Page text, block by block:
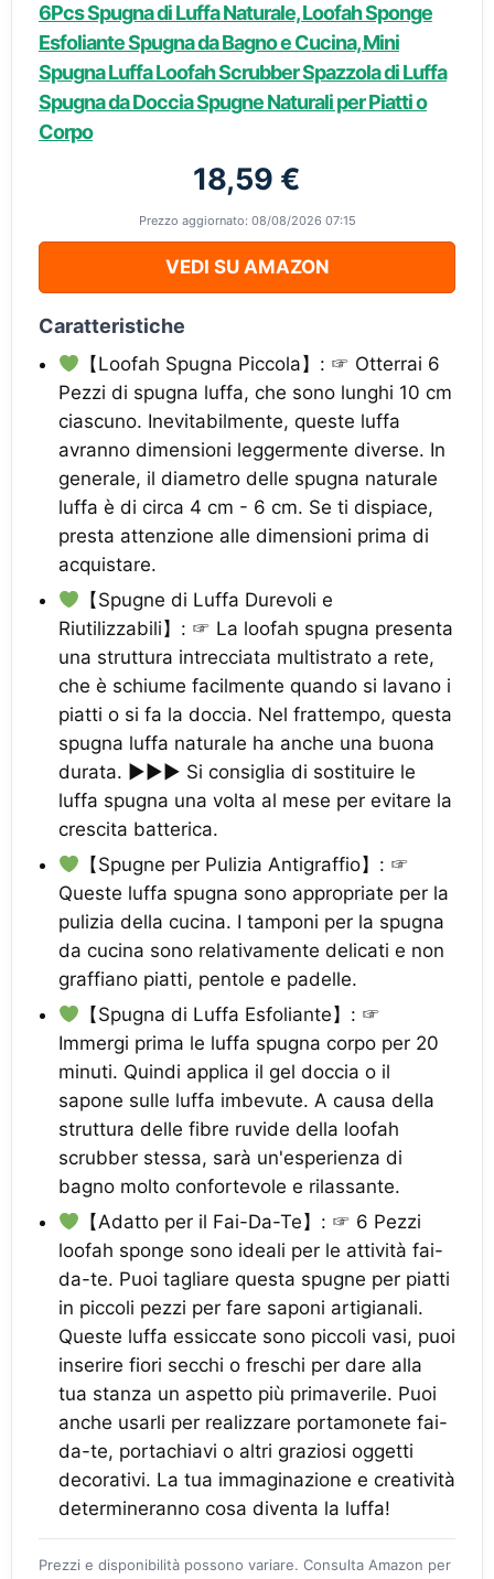
6Pcs Spugna di Luffa Naturale, Loofah Sponge
Esfoliante Spugna da Bagno e Cucina, Mini
Spugna Luffa Loofah Scrubber Spazzola di Luffa
Spugna da Doccia Spugne Naturali per Piatti o
Corpo
18,59 €
Prezzo aggiornato: 08/08/2026 07:15
VEDI SU AMAZON
Caratteristiche
【Loofah Spugna Piccola】: ☞ Otterrai 6
Pezzi di spugna luffa, che sono lunghi 10 cm
ciascuno. Inevitabilmente, queste luffa
avranno dimensioni leggermente diverse. In
generale, il diametro delle spugna naturale
luffa è di circa 4 cm - 6 cm. Se ti dispiace,
presta attenzione alle dimensioni prima di
acquistare.
【Spugne di Luffa Durevoli e
Riutilizzabili】: ☞ La loofah spugna presenta
una struttura intrecciata multistrato a rete,
che è schiume facilmente quando si lavano i
piatti o si fa la doccia. Nel frattempo, questa
spugna luffa naturale ha anche una buona
durata. ▶▶▶ Si consiglia di sostituire le
luffa spugna una volta al mese per evitare la
crescita batterica.
【Spugne per Pulizia Antigraffio】: ☞
Queste luffa spugna sono appropriate per la
pulizia della cucina. I tamponi per la spugna
da cucina sono relativamente delicati e non
graffiano piatti, pentole e padelle.
【Spugna di Luffa Esfoliante】: ☞
Immergi prima le luffa spugna corpo per 20
minuti. Quindi applica il gel doccia o il
sapone sulle luffa imbevute. A causa della
struttura delle fibre ruvide della loofah
scrubber stessa, sarà un'esperienza di
bagno molto confortevole e rilassante.
【Adatto per il Fai-Da-Te】: ☞ 6 Pezzi
loofah sponge sono ideali per le attività fai-
da-te. Puoi tagliare questa spugne per piatti
in piccoli pezzi per fare saponi artigianali.
Queste luffa essiccate sono piccoli vasi, puoi
inserire fiori secchi o freschi per dare alla
tua stanza un aspetto più primaverile. Puoi
anche usarli per realizzare portamonete fai-
da-te, portachiavi o altri graziosi oggetti
decorativi. La tua immaginazione e creatività
determineranno cosa diventa la luffa!
Prezzi e disponibilità possono variare. Consulta Amazon per